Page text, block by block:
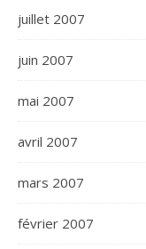
juillet 2007
juin 2007
mai 2007
avril 2007
mars 2007
février 2007